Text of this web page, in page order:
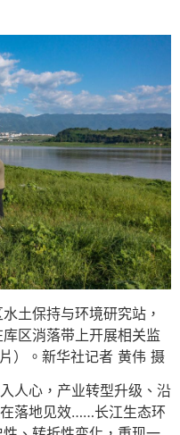
土保持与环境研究站，
区消落带上开展相关监
）。新华社记者 黄伟 摄
人心，产业转型升级、沿
落地见效……长江生态环